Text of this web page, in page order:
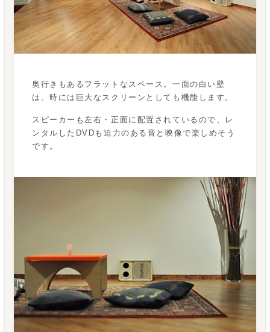
奥行きもあるフラットなスペース。一面の白い壁
は、時には巨大なスクリーンとしても機能します。
スピーカーも左右・正面に配置されているので、レ
ンタルしたDVDも迫力のある音と映像で楽しめそう
です。